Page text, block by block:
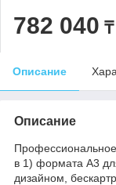
782 040 ₸
Описание
Описание
в 1) формата А3
дизайном,